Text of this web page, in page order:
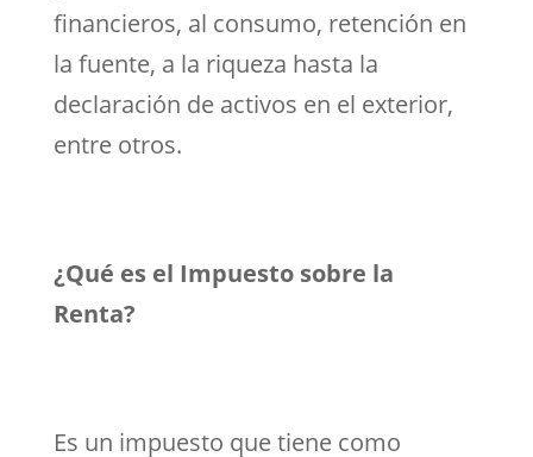
financieros, al consumo, retención en
la fuente, a la riqueza hasta la
declaración de activos en el exterior,
entre otros.
¿Qué es el Impuesto sobre la
Renta?
Es un impuesto que tiene como